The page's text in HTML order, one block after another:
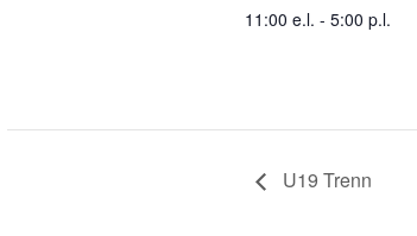
11:00 e.l. - 5:00 p.l.
U19 Trenn